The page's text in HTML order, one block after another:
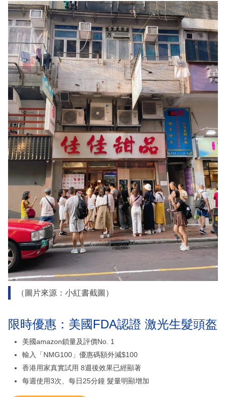
（圖片來源：小紅書截圖）
限時優惠：美國FDA認證 激光生髮頭盔
美國amazon鎖量及評價No. 1
輸入「NMG100」優惠碼額外減$100
香港用家真實試用 8週後效果已經顯著
每週使用3次、每日25分鐘 髮量明顯增加